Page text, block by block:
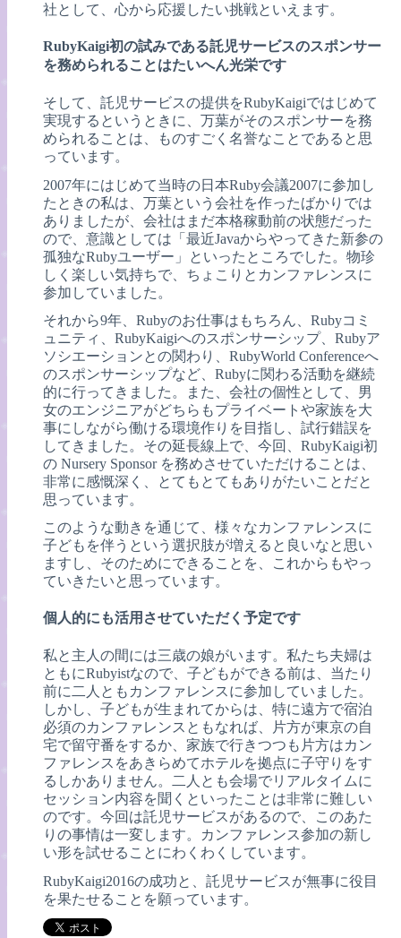
社として、心から応援したい挑戦といえます。
RubyKaigi初の試みである託児サービスのスポンサー
を務められることはたいへん光栄です
そして、託児サービスの提供をRubyKaigiではじめて
実現するというときに、万葉がそのスポンサーを務
められることは、ものすごく名誉なことであると思
っています。
2007年にはじめて当時の日本Ruby会議2007に参加し
たときの私は、万葉という会社を作ったばかりでは
ありましたが、会社はまだ本格稼動前の状態だった
ので、意識としては「最近Javaからやってきた新参の
孤独なRubyユーザー」といったところでした。物珍
しく楽しい気持ちで、ちょこりとカンファレンスに
参加していました。
それから9年、Rubyのお仕事はもちろん、Rubyコミ
ュニティ、RubyKaigiへのスポンサーシップ、Rubyア
ソシエーションとの関わり、RubyWorld Conferenceへ
のスポンサーシップなど、Rubyに関わる活動を継続
的に行ってきました。また、会社の個性として、男
女のエンジニアがどちらもプライベートや家族を大
事にしながら働ける環境作りを目指し、試行錯誤を
してきました。その延長線上で、今回、RubyKaigi初
の Nursery Sponsor を務めさせていただけることは、
非常に感慨深く、とてもとてもありがたいことだと
思っています。
このような動きを通じて、様々なカンファレンスに
子どもを伴うという選択肢が増えると良いなと思い
ますし、そのためにできることを、これからもやっ
ていきたいと思っています。
個人的にも活用させていただく予定です
私と主人の間には三歳の娘がいます。私たち夫婦は
ともにRubyistなので、子どもができる前は、当たり
前に二人ともカンファレンスに参加していました。
しかし、子どもが生まれてからは、特に遠方で宿泊
必須のカンファレンスともなれば、片方が東京の自
宅で留守番をするか、家族で行きつつも片方はカン
ファレンスをあきらめてホテルを拠点に子守りをす
るしかありません。二人とも会場でリアルタイムに
セッション内容を聞くといったことは非常に難しい
のです。今回は託児サービスがあるので、このあた
りの事情は一変します。カンファレンス参加の新し
い形を試せることにわくわくしています。
RubyKaigi2016の成功と、託児サービスが無事に役目
を果たせることを願っています。